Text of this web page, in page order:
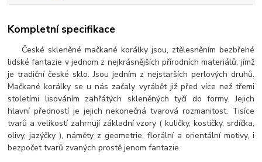
Kompletní specifikace
České skleněné mačkané korálky jsou, ztělesněním bezbřehé
lidské fantazie v jednom z nejkrásnějších přírodních materiálů, jímž
je tradiční české sklo. Jsou jedním z nejstarších perlových druhů.
Mačkané korálky se u nás začaly vyrábět již před více než třemi
stoletími lisováním zahřátých skleněných tyčí do formy. Jejich
hlavní předností je jejich nekonečná tvarová rozmanitost. Tisíce
tvarů a velikostí zahrnují základní vzory ( kuličky, kostičky, srdíčka,
olivy, jazýčky ), náměty z geometrie, florální a orientální motivy, i
bezpočet tvarů zvaných prostě jenom fantazie.